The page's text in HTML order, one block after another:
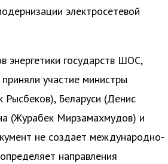
электросетевой
энергетики государств ШОС,
участие министры
Рысбеков), Беларуси (Денис
(Журабек Мирзамахмудов) и
не создает международно-
направления